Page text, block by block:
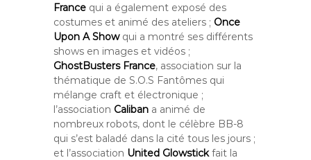
France qui a également exposé des
costumes et animé des ateliers ; Once
Upon A Showqui a montré ses différents
shows en images et vidéos ;
GhostBusters France, association sur la
thématique de S.O.S Fantômes qui
mélange craft et électronique ;
l’association Caliban a animé de
nombreux robots, dont le célèbre BB-8
qui s’est baladé dans la cité tous les jours ;
et l’association United Glowstickfait la